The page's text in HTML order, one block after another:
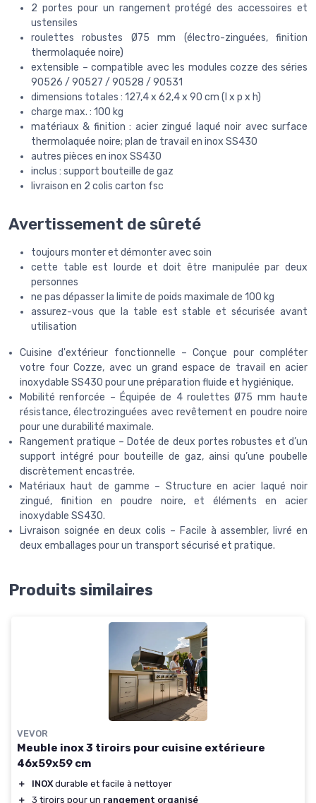
2 portes pour un rangement protégé des accessoires et
ustensiles
roulettes robustes Ø75 mm (électro-zinguées, finition
thermolaquée noire)
extensible – compatible avec les modules cozze des séries
90526 / 90527 / 90528 / 90531
dimensions totales : 127,4 x 62,4 x 90 cm (l x p x h)
charge max. : 100 kg
matériaux & finition : acier zingué laqué noir avec surface
thermolaquée noire; plan de travail en inox SS430
autres pièces en inox SS430
inclus : support bouteille de gaz
livraison en 2 colis carton fsc
Avertissement de sûreté
toujours monter et démonter avec soin
cette table est lourde et doit être manipulée par deux
personnes
ne pas dépasser la limite de poids maximale de 100 kg
assurez-vous que la table est stable et sécurisée avant
utilisation
Cuisine d'extérieur fonctionnelle – Conçue pour compléter
votre four Cozze, avec un grand espace de travail en acier
inoxydable SS430 pour une préparation fluide et hygiénique.
Mobilité renforcée – Équipée de 4 roulettes Ø75 mm haute
résistance, électrozinguées avec revêtement en poudre noire
pour une durabilité maximale.
Rangement pratique – Dotée de deux portes robustes et d’un
support intégré pour bouteille de gaz, ainsi qu’une poubelle
discrètement encastrée.
Matériaux haut de gamme – Structure en acier laqué noir
zingué, finition en poudre noire, et éléments en acier
inoxydable SS430.
Livraison soignée en deux colis – Facile à assembler, livré en
deux emballages pour un transport sécurisé et pratique.
Produits similaires
VEVOR
Meuble inox 3 tiroirs pour cuisine extérieure
46x59x59 cm
＋ INOXdurable et facile à nettoyer
＋
3 tiroirs pour un rangement organisé